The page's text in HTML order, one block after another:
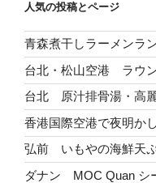
人気の投稿とページ
青森煮干しラーメンラ
台北・松山空港 ラウ
台北 原汁排骨湯・高
香港国際空港で夜明かし
弘前 いもやの海鮮天
ダナン MOC Quan シ